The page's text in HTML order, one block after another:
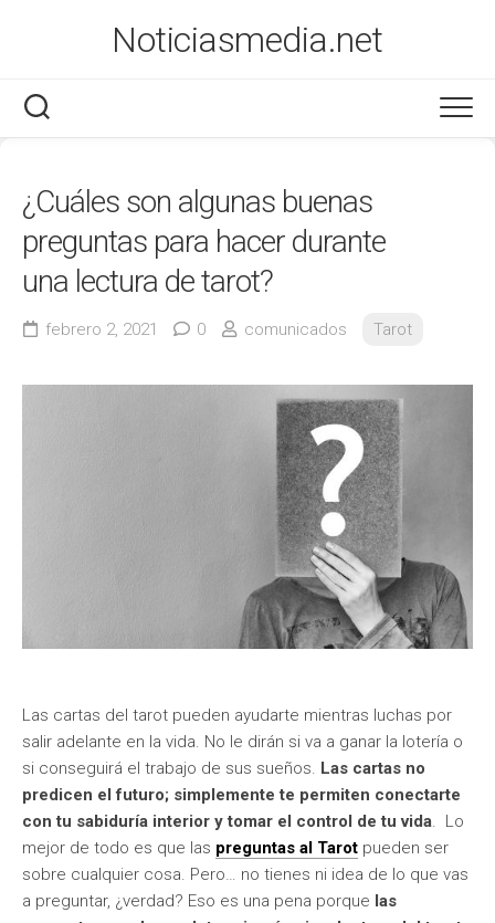
Noticiasmedia.net
Salud
Marketing
Varios
¿Cuáles son algunas buenas
preguntas para hacer durante
una lectura de tarot?
febrero 2, 2021 0 comunicados Tarot
Las cartas del tarot pueden ayudarte mientras luchas por
salir adelante en la vida. No le dirán si va a ganar la lotería o
si conseguirá el trabajo de sus sueños. Las cartas no
predicen el futuro; simplemente te permiten conectarte
con tu sabiduría interior y tomar el control de tu vida . Lo
mejor de todo es que las preguntas al Tarot pueden ser
sobre cualquier cosa. Pero… no tienes ni idea de lo que vas
a preguntar, ¿verdad? Eso es una pena porque las